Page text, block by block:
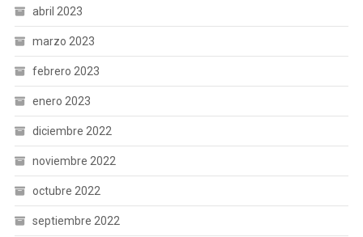
abril 2023
marzo 2023
febrero 2023
enero 2023
diciembre 2022
noviembre 2022
octubre 2022
septiembre 2022